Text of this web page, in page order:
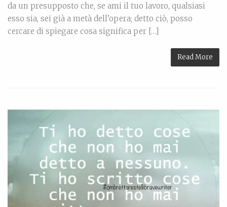
da un presupposto che, se ami il tuo lavoro, qualsiasi
esso sia, sei già a metà dell’opera; detto ciò, posso
cercare di spiegare cosa significa per […]
Read More